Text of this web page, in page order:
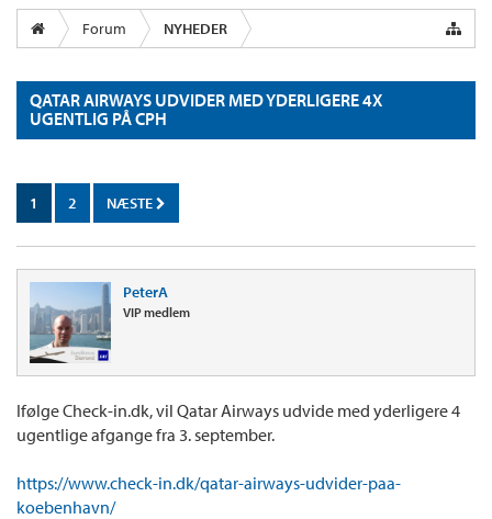
Forum NYHEDER
QATAR AIRWAYS UDVIDER MED YDERLIGERE 4X
UGENTLIG PÅ CPH
1 2 NÆSTE
PeterA
VIP medlem
Ifølge Check-in.dk, vil Qatar Airways udvide med yderligere 4
ugentlige afgange fra 3. september.
https://www.check-in.dk/qatar-airways-udvider-paa-
koebenhavn/